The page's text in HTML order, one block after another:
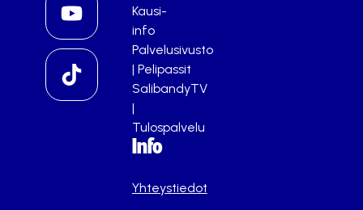
Kausi-
info
Palvelusivusto
| Pelipassit
SalibandyTV
|
Tulospalvelu
Info
Yhteystiedot